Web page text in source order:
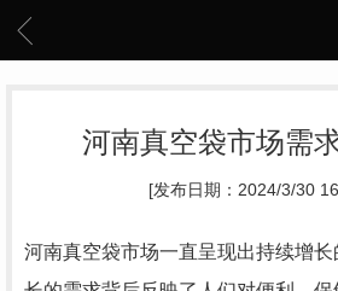
河南真空袋市场需
[发布日期：2024/3/30
河南真空袋市场一直呈现出持续增